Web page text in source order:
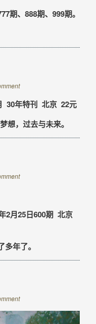
期、888期、999期。
30年特刊 北京 22元
，过去与未来。
2月25日600期 北京
年了。